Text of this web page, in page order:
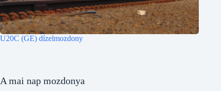
U20C (GE) dízelmozdony
A mai nap mozdonya